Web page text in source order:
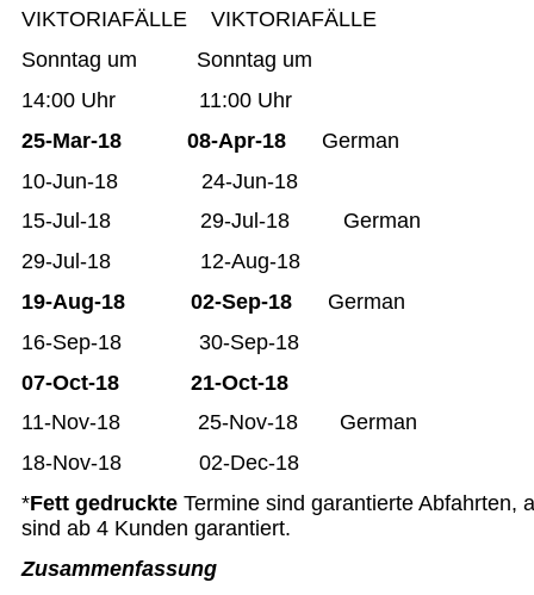
VIKTORIAFÄLLE VIKTORIAFÄLLE
Sonntag um Sonntag um
14:00 Uhr 11:00 Uhr
25-Mar-18 08-Apr-18 German
10-Jun-18 24-Jun-18
15-Jul-18 29-Jul-18 German
29-Jul-18 12-Aug-18
19-Aug-18 02-Sep-18 German
16-Sep-18 30-Sep-18
07-Oct-18 21-Oct-18
11-Nov-18 25-Nov-18 German
18-Nov-18 02-Dec-18
*Fett gedruckte Termine sind garantierte Abfahrten,
sind ab 4 Kunden garantiert.
Zusammenfassung